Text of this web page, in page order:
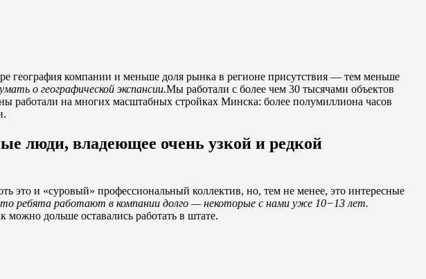
география компании и меньше доля рынка в регионе присутствия — тем меньше
о географической экспансии.Мы работали с более чем 30 тысячами объектов
на многих масштабных стройках Минска: более полумиллиона часов
люди, владеющее очень узкой и редкой
это и «суровый» профессиональный коллектив, но, тем не менее, это интересные
ребята работают в компании долго — некоторые с нами уже 10−13 лет.
дольше оставались работать в штате.